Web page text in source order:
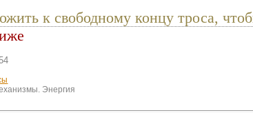
к свободному концу троса,
Энергия